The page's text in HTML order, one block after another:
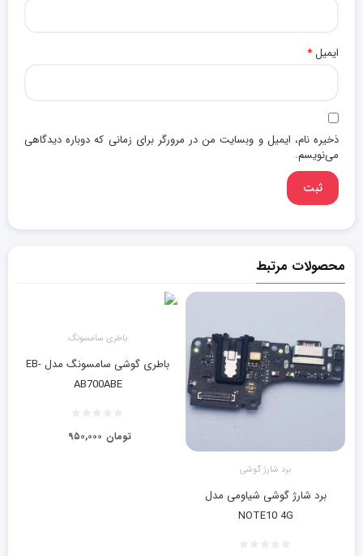
ایمیل*
ذخیره نام، ایمیل و وبسایت من در مرورگر برای زمانی که دوباره دیدگاهی
می‌نویسم.
محصولات مرتبط
برد شارژ گوشی
برد شارژ گوشی شیاومی مدل
NOTE10 4G
باطری سامسونگ
باطری گوشی سامسونگ مدل EB-
AB700ABE
۹۵۰,۰۰۰ تومان